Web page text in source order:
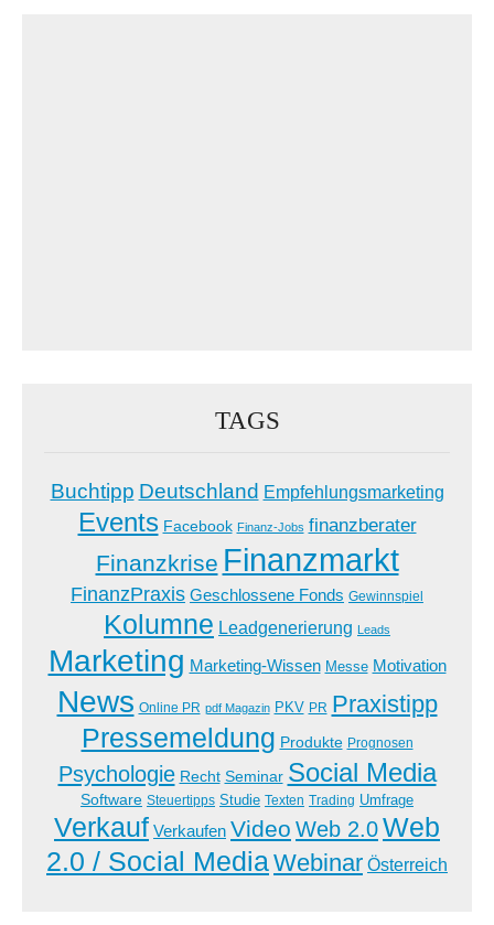
TAGS
Buchtipp Deutschland Empfehlungsmarketing
Events Facebook Finanz-Jobs finanzberater
Finanzkrise Finanzmarkt
FinanzPraxis Geschlossene Fonds Gewinnspiel
Kolumne Leadgenerierung Leads
Marketing Marketing-Wissen Messe Motivation
News Online PR pdf Magazin PKV PR Praxistipp
Pressemeldung Produkte Prognosen
Psychologie Recht Seminar Social Media
Software Steuertipps Studie Texten Trading Umfrage
Verkauf Verkaufen Video Web 2.0Web
2.0 / Social MediaWebinar Österreich